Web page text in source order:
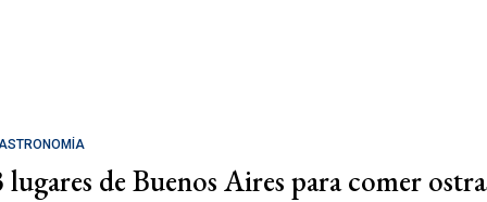
lugares de Buenos Aires para comer